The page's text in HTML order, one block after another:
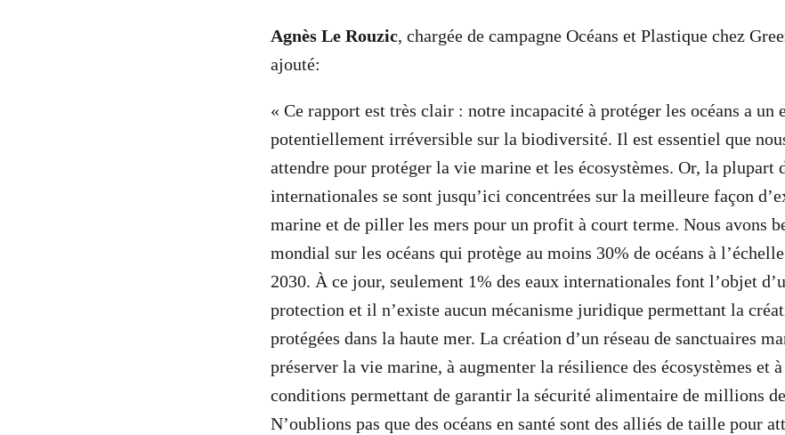
Agnès Le Rouzic, chargée de campagne Océans et Plastique chez
ajouté:
« Ce rapport est très clair : notre incapacité à protéger les océans a un
potentiellement irréversible sur la biodiversité. Il est essentiel que
attendre pour protéger la vie marine et les écosystèmes. Or, la plupart
internationales se sont jusqu’ici concentrées sur la meilleure façon
marine et de piller les mers pour un profit à court terme. Nous avons
mondial sur les océans qui protège au moins 30% de océans à
2030. À ce jour, seulement 1% des eaux internationales font l’objet
protection et il n’existe aucun mécanisme juridique permettant la
protégées dans la haute mer. La création d’un réseau de sanctuaires
préserver la vie marine, à augmenter la résilience des écosystèmes et
conditions permettant de garantir la sécurité alimentaire de millions
N’oublions pas que des océans en santé sont des alliés de taille pour